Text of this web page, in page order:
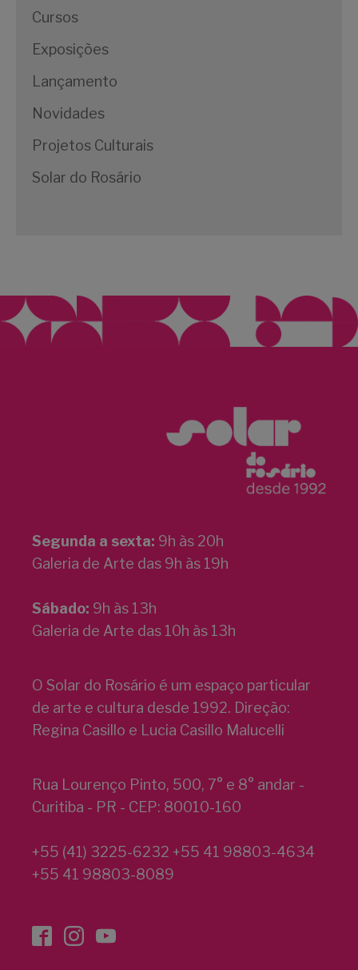
Cursos
Exposições
Lançamento
Novidades
Projetos Culturais
Solar do Rosário
Segunda a sexta: 9h às 20h
Galeria de Arte das 9h às 19h
Sábado: 9h às 13h
Galeria de Arte das 10h às 13h
O Solar do Rosário é um espaço particular
de arte e cultura desde 1992. Direção:
Regina Casillo e Lucia Casillo Malucelli
Rua Lourenço Pinto, 500, 7° e 8° andar -
Curitiba - PR - CEP: 80010-160
+55 (41) 3225-6232 +55 41 98803-4634
+55 41 98803-8089